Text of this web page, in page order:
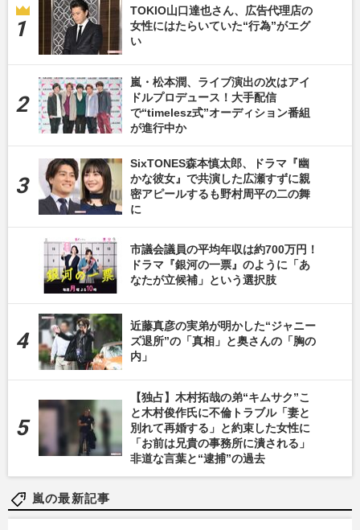
TOKIO山口達也さん、広告代理店の
女性にはたらいていた“行為”がエグ
い
嵐・松本潤、ライブ演出の次はアイ
ドルプロデュース！大手配信
で“timelesz式”オーディション番組
が進行中か
SixTONES森本慎太郎、ドラマ『幽
かな彼女』で共演した広瀬すずに親
密アピールするも野村周平の二の舞
に
市議会議員の平均年収は約700万円！
ドラマ『銀河の一票』のように「あ
なたが立候補」という選択肢
近藤真彦の実弟が明かした“ジャニー
ズ退所”の「真相」と奥さんの「胸の
内」
【独占】木村拓哉の弟“キムサク”こ
と木村俊作氏に不倫トラブル「妻と
別れて再婚する」と約束した女性に
「お前は兄貴の事務所に潰される」
非道な言葉と“逮捕”の過去
嵐の最新記事